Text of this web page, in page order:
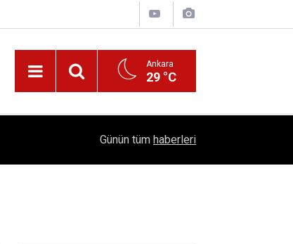
Ankara
29 °C
1504 Kep, Tek Bir Hedef: Bilim Kenti Çubuk
Günün tüm haberleri